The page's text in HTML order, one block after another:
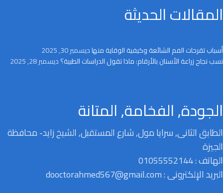
المقالات الحديثة
أسباب تقرحات الفم الشائعة وكيفية الوقاية منهاديسمبر 30, 2025
نسب نجاح زراعة الأسنان بالأرقام: ماذا تقول الدراسات الطبية؟ديسمبر 28, 2025
الجودة, الفخامة, المتانة
الطابق الثانى, سرايا مول, شارع المستقبل, الشيخ زايد- محافظة
الجيزة
الهاتف : 01055552144
البريد الإلكترونى : dooctorahmed567@gmail.com